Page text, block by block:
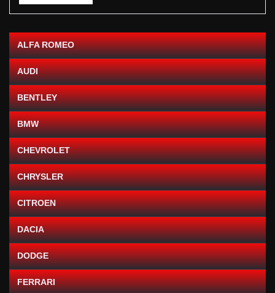
ALFA ROMEO
AUDI
BENTLEY
BMW
CHEVROLET
CHRYSLER
CITROEN
DACIA
DODGE
FERRARI